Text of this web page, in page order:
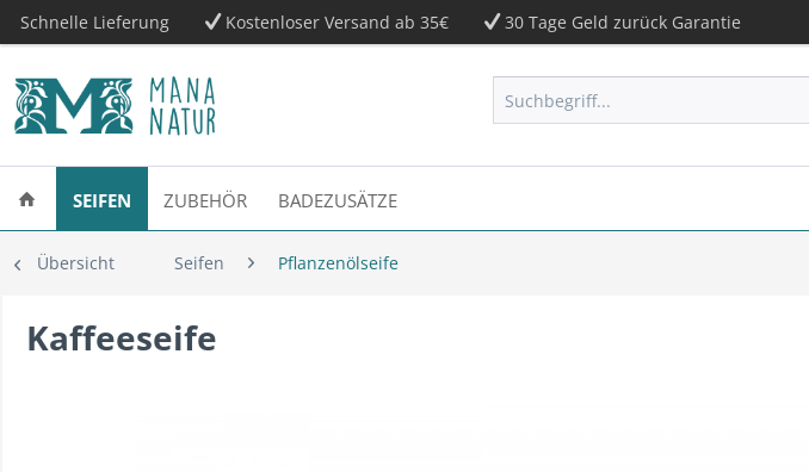
Schnelle Lieferung Kostenloser Versand ab 35€ 30 Tage Geld zurück Garantie
SEIFEN ZUBEHÖR BADEZUSÄTZE
Übersicht Seifen Pflanzenölseife
Kaffeeseife